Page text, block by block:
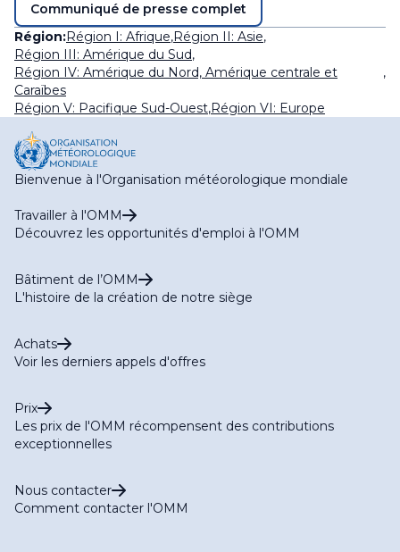
Communiqué de presse complet
Région:Région I: Afrique,Région II: Asie,
Région III: Amérique du Sud,
Région IV: Amérique du Nord, Amérique centrale et
Caraïbes
,
Région V: Pacifique Sud-Ouest,Région VI: Europe
Bienvenue à l'Organisation météorologique mondiale
Travailler à l'OMM
Découvrez les opportunités d'emploi à l'OMM
Bâtiment de l’OMM
L'histoire de la création de notre siège
Achats
Voir les derniers appels d'offres
Prix
Les prix de l'OMM récompensent des contributions
exceptionnelles
Nous contacter
Comment contacter l'OMM